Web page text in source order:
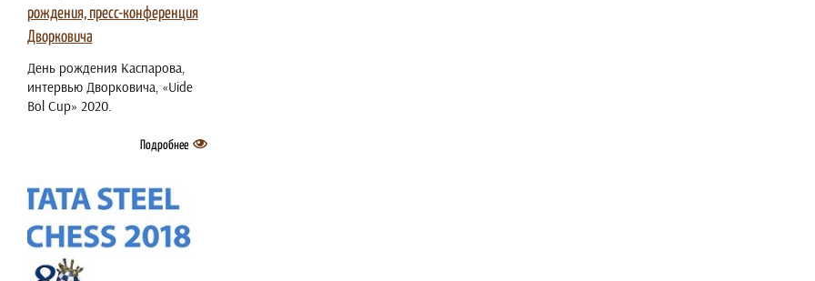
рождения, пресс-конференция
Дворковича
День рождения Каспарова,
интервью Дворковича, «Uide
Bol Cup» 2020.
Подробнее